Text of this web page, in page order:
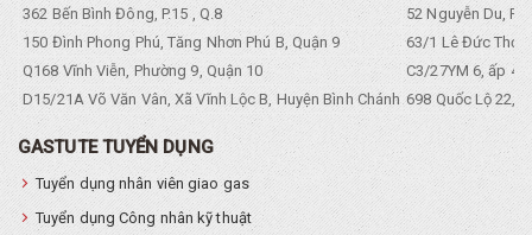
362 Bến Bình Đông, P.15 , Q.8
52 Nguyễn Du,
150 Đình Phong Phú, Tăng Nhơn Phú B, Quận 9
63/1 Lê Đức Thọ,
Q168 Vĩnh Viễn, Phường 9, Quận 10
C3/27YM 6, ấp 4,
D15/21A Võ Văn Vân, Xã Vĩnh Lộc B, Huyện Bình Chánh 698 Quốc Lộ 22,
GASTUTE TUYỂN DỤNG
Tuyển dụng nhân viên giao gas
Tuyển dụng Công nhân kỹ thuật